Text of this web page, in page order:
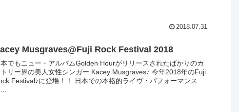
2018.07.31
Musgraves@Fuji Rock Festival 2018
本でもニュー・アルバムGolden Hourがリリースされたばかりのカ
トリー界の美人女性シンガー Kacey Musgraves♪ 今年2018年のFuji
Festival♪に登場！！ 日本での本格的ライヴ・パフォーマンス